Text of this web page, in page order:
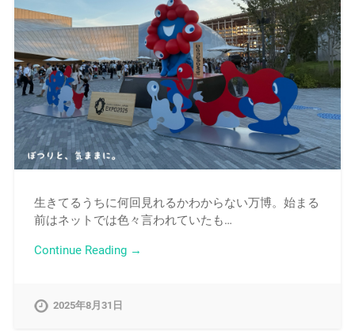
生きてるうちに何回見れるかわからない万博。始まる
前はネットでは色々言われていたも…
Continue Reading →
2025年8月31日